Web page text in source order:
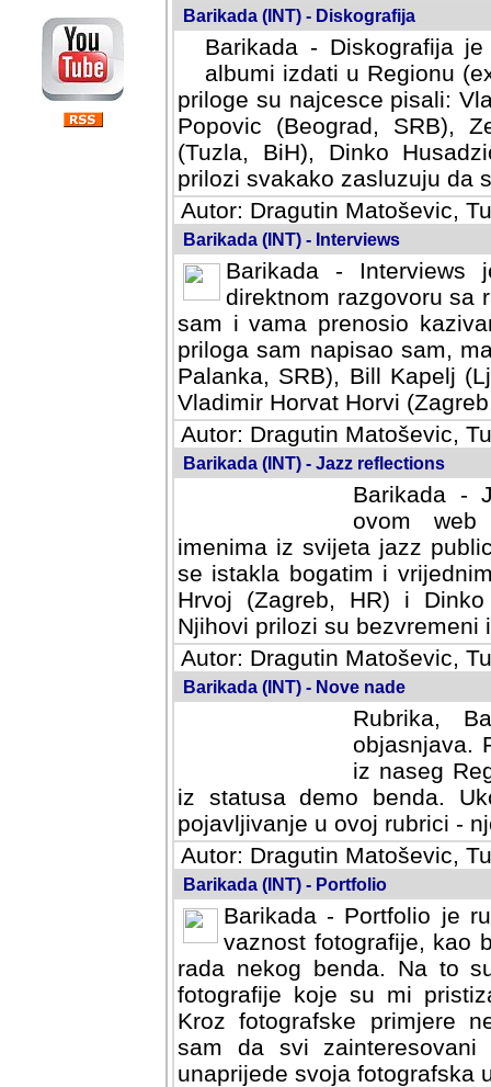
Barikada (INT) - Diskografija
Barikada - Diskografija
albumi izdati u Regionu
priloge su najcesce pisali:
Popovic (Beograd, SRB),
(Tuzla, BiH), Dinko
prilozi svakako zasluzuju da
Autor: Dragutin Matoševic,
Barikada (INT) - Interviews
Barikada -
direktnom razgovoru sa
sam i vama prenosio
priloga sam napisao sam,
Palanka, SRB), Bill Kapelj
Vladimir Horvat Horvi
Autor: Dragutin Matoševic,
Barikada (INT) - Jazz reflections
Barikada -
ovom web
imenima iz svijeta jazz
se istakla bogatim i
Hrvoj (Zagreb, HR) i
Njihovi prilozi su bezvremeni
Autor: Dragutin Matoševic,
Barikada (INT) - Nove nade
Rubrika,
objasnjava.
iz naseg
iz statusa demo benda.
pojavljivanje u ovoj rubrici -
Autor: Dragutin Matoševic,
Barikada (INT) - Portfolio
Barikada - Portfolio je
vaznost fotografije, kao
rada nekog benda. Na to
fotografije koje su mi
fotografske primjere
svi zainteresovani
svoja fotografska umijeca.